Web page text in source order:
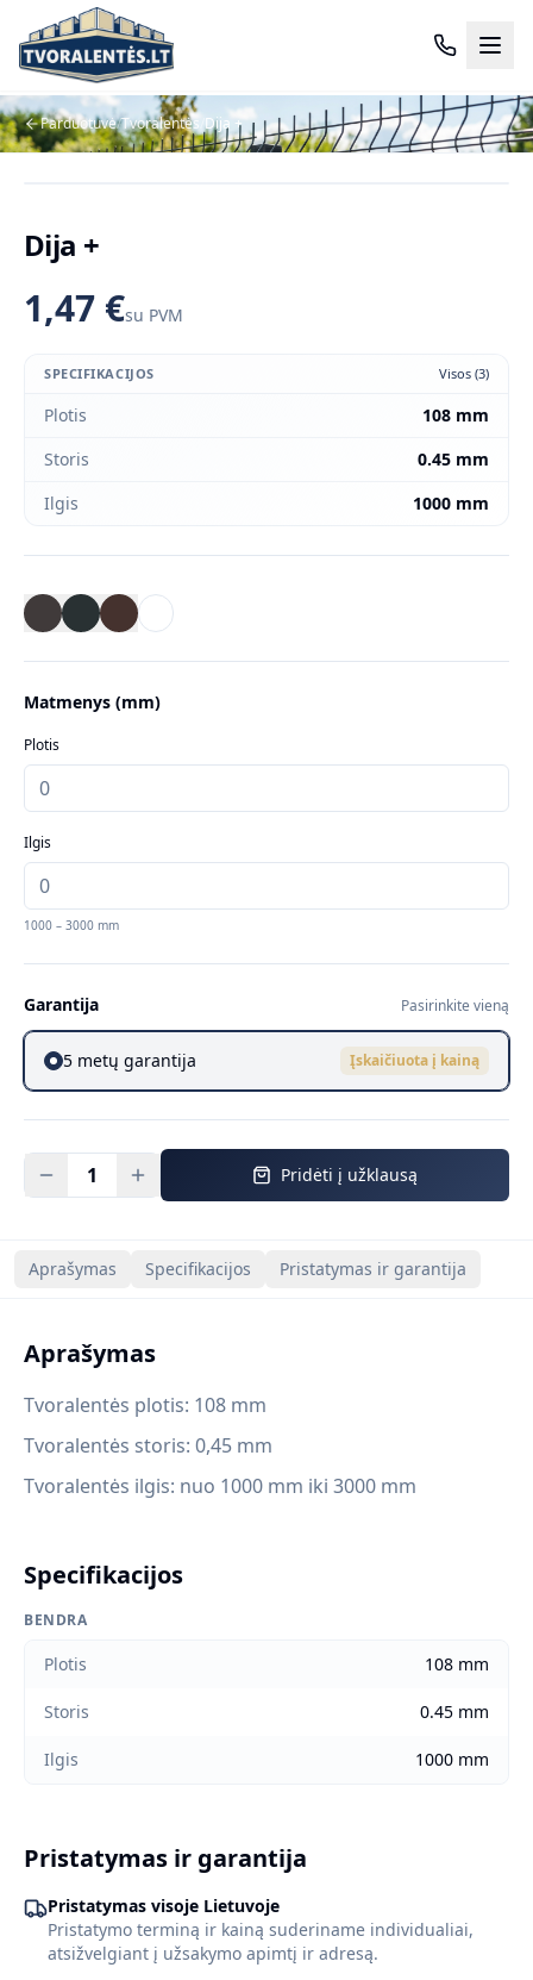
Pereiti prie pagrindinio turinio
Parduotuvė/Tvoralentės /Dija +
Aprašymas Specifikacijos Pristatymas ir garantija
Aprašymas
Tvoralentės plotis: 108 mm
Tvoralentės storis: 0,45 mm
Tvoralentės ilgis: nuo 1000 mm iki 3000 mm
Specifikacijos
BENDRA
Plotis 108 mm
Storis 0.45 mm
Ilgis 1000 mm
Pristatymas ir garantija
Pristatymas visoje Lietuvoje
Pristatymo terminą ir kainą suderiname individualiai,
atsižvelgiant į užsakymo apimtį ir adresą.
Dija +
1,47 €su PVM
SPECIFIKACIJOS Visos (3)
Plotis
108 mm
Storis
0.45 mm
Ilgis
1000 mm
Matmenys (mm)
Plotis
Ilgis
1000 – 3000 mm
Garantija Pasirinkite vieną
5 metų garantija Įskaičiuota į kainą
1 Pridėti į užklausą